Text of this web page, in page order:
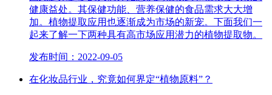
健康益处。其保健功能、营养保健的食品需求大大增
加。植物提取应用也逐渐成为市场的新宠。下面我们一
起来了解一下两种具有高市场应用潜力的植物提取物。
发布时间：2022-09-05
在化妆品行业，究竟如何界定“植物原料”？